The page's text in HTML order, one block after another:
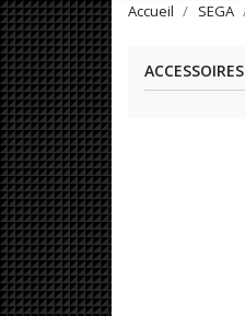
Accueil SEGA
ACCESSOIRES